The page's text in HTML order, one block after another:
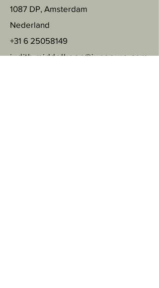
1087 DP, Amsterdam
Nederland
+31 6 25058149
judith.middelkoop@junepure.com